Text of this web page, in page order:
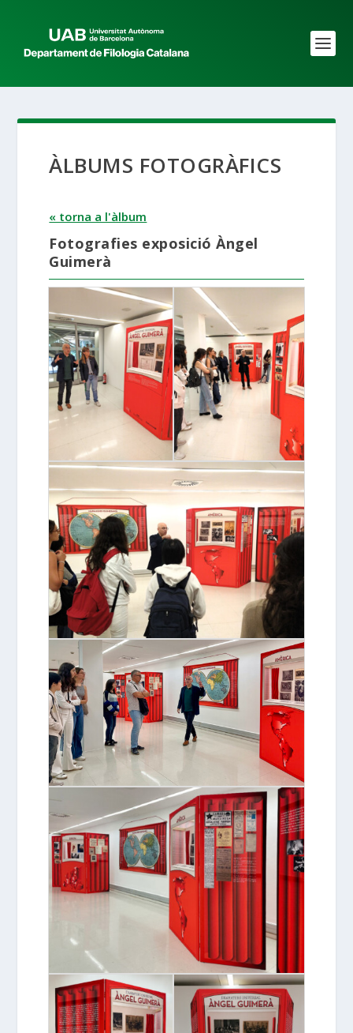
ÀLBUMS FOTOGRÀFICS
« torna a l'àlbum
Fotografies exposició Àngel
Guimerà